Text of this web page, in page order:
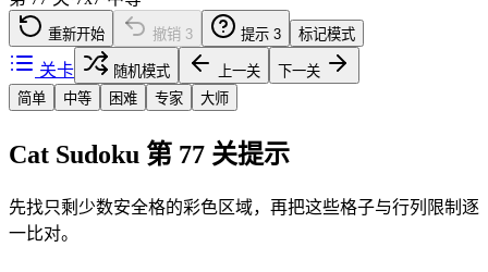
重新开始 撤销 3 提示 3 标记模式
关卡 随机模式 上一关
下一关
简单
中等 困难 专家 大师
Cat Sudoku 第 77 关提示
先找只剩少数安全格的彩色区域，再把这些格子与行列限制逐
一比对。